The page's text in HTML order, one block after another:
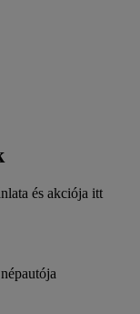
és akciója itt